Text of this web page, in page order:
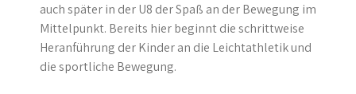
auch später in der U8 der Spaß an der Bewegung im
Mittelpunkt. Bereits hier beginnt die schrittweise
Heranführung der Kinder an die Leichtathletik und
die sportliche Bewegung.